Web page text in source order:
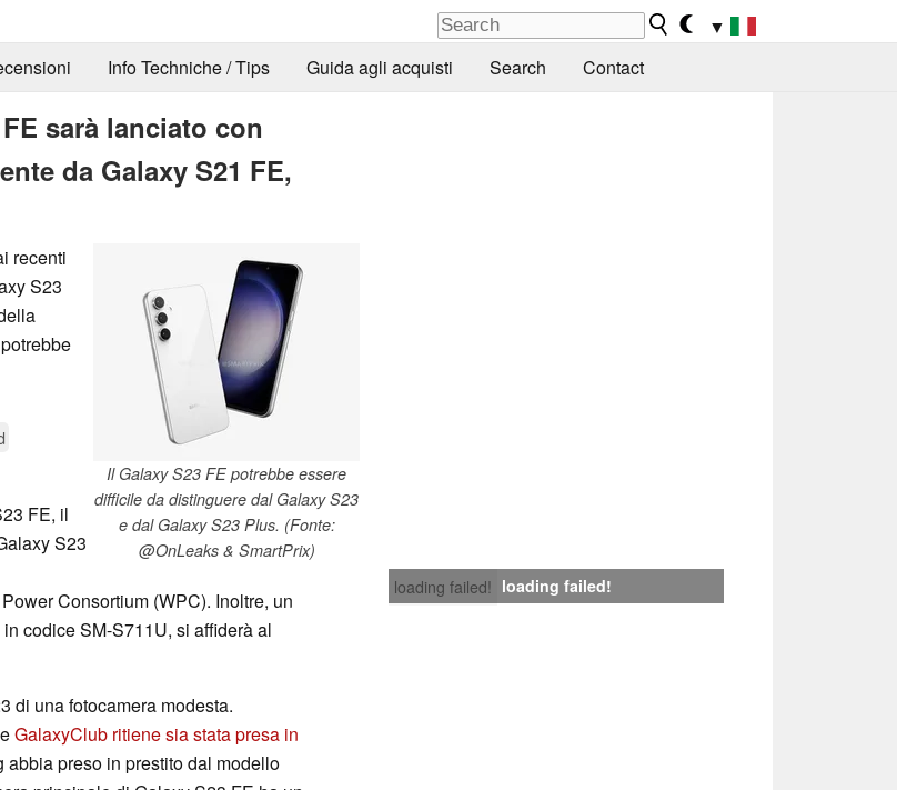
▼
Info Techniche / Tips Guida agli acquisti Search Contact
sarà lanciato con
da Galaxy S21 FE,
Il Galaxy S23 FE potrebbe essere
difficile da distinguere dal Galaxy S23
e dal Galaxy S23 Plus. (Fonte:
@OnLeaks & SmartPrix)
recenti
S23
loading failed! loading failed!
FE, il
S23
Consortium (WPC). Inoltre, un
codice SM-S711U, si affiderà al
di una fotocamera modesta.
GalaxyClub ritiene sia stata presa in
abbia preso in prestito dal modello